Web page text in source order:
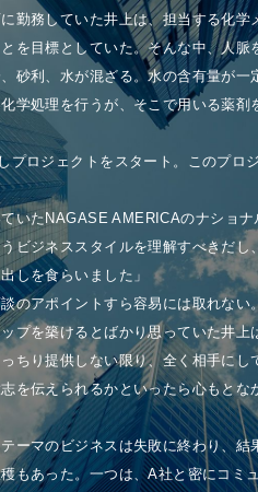
勤務していた井上は、担当する化
を目標としていた。そんな中、人
砂利、水が混ざる。水の含有量が
学処理を行うが、そこで用いる薬
プロジェクトをスタート。このプロ
いたNAGASE AMERICAのナショ
うビジネススタイルを理解すべきだ
しを食らいました」
のアポイントすら容易には取れな
プを築けるとばかり思っていた井上
っちり提供しない限り、全く相手に
を伝えられるかといったら心もと
ーマのビジネスは失敗に終わり、結
もあった。一つは、A社と密にコ